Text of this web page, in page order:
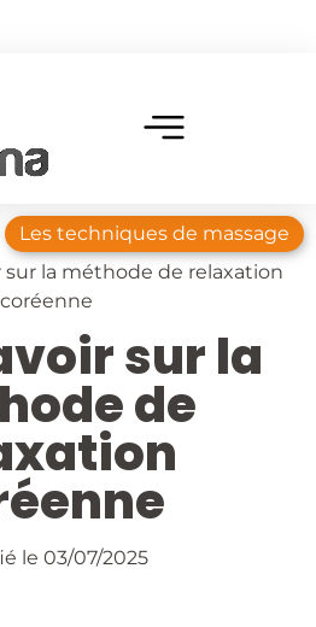
Les techniques de massage
sur la méthode de relaxation
coréenne
sur la
de
le 03/07/2025